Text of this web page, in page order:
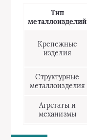
Тип
металлоизделий
Крепежные
изделия
Структурные
металлоизделия
Агрегаты и
механизмы